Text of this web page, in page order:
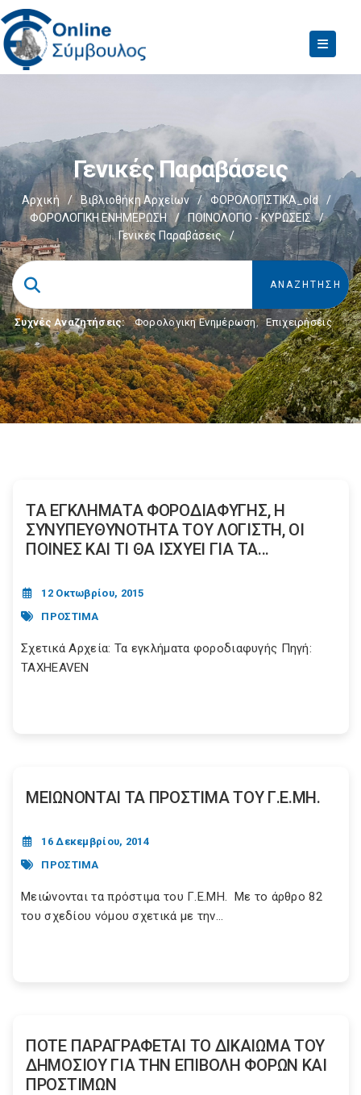
Γενικές Παραβάσεις
Αρχική / Βιβλιοθήκη Αρχείων / ΦΟΡΟΛΟΓΙΣΤΙΚΑ_old
/
ΦΟΡΟΛΟΓΙΚΗ ΕΝΗΜΕΡΩΣΗ
/ ΠΟΙΝΟΛΟΓΙΟ - ΚΥΡΩΣΕΙΣ
/
Γενικές Παραβάσεις
/
Συχνές Αναζητήσεις: Φορολογικη Ενημέρωση, Επιχειρήσεις
ΤΑ ΕΓΚΛΗΜΑΤΑ ΦΟΡΟΔΙΑΦΥΓΗΣ, Η
ΣΥΝΥΠΕΥΘΥΝΟΤΗΤΑ ΤΟΥ ΛΟΓΙΣΤΗ, ΟΙ
ΠΟΙΝΕΣ ΚΑΙ ΤΙ ΘΑ ΙΣΧΥΕΙ ΓΙΑ ΤΑ...
12 Οκτωβρίου, 2015
ΠΡΟΣΤΙΜΑ
Σχετικά Αρχεία: Τα εγκλήματα φοροδιαφυγής Πηγή:
TAXHEAVEN
ΜΕΙΩΝΟΝΤΑΙ ΤΑ ΠΡΟΣΤΙΜΑ ΤΟΥ Γ.Ε.ΜΗ.
16 Δεκεμβρίου, 2014
ΠΡΟΣΤΙΜΑ
Μειώνονται τα πρόστιμα του Γ.Ε.ΜΗ. Με το άρθρο 82
του σχεδίου νόμου σχετικά με την...
ΠΟΤΕ ΠΑΡΑΓΡΑΦΕΤΑΙ ΤΟ ΔΙΚΑΙΩΜΑ ΤΟΥ
ΔΗΜΟΣΙΟΥ ΓΙΑ ΤΗΝ ΕΠΙΒΟΛΗ ΦΟΡΩΝ ΚΑΙ
ΠΡΟΣΤΙΜΩΝ